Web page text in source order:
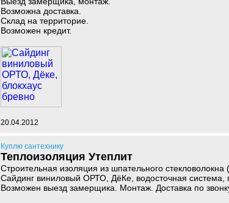
Возможна доставка.
Склад на территорие.
Возможен кредит.
20.04.2012
Куплю сантехнику
Теплоизоляция Утеплит
Строительная изоляция из шпательного
Сайдинг виниловый ОРТО, ДёКе, водосточная система,
Возможен выезд замерщика. Монтаж. Доставка по